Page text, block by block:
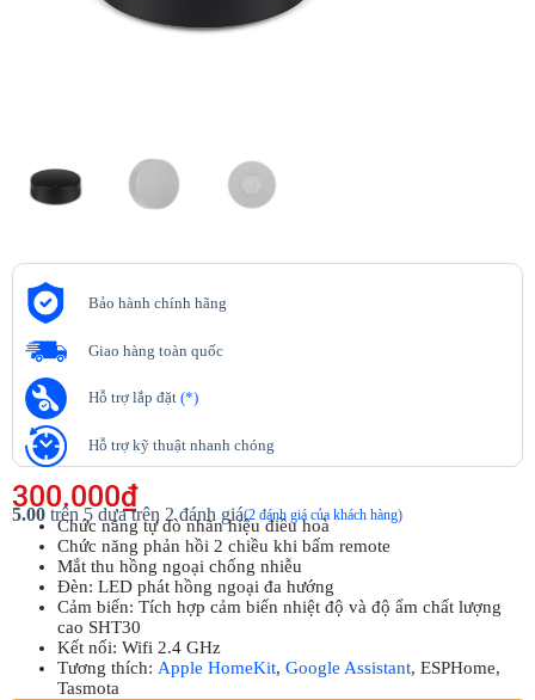
Bảo hành chính hãng
Giao hàng toàn quốc
Hỗ trợ lắp đặt (*)
Hỗ trợ kỹ thuật nhanh chóng
300.000₫
5.00 trên 5 dựa trên 2đánh giá(2 đánh giá của khách hàng)
Chức năng tự dò nhãn hiệu điều hoà
Chức năng phản hồi 2 chiều khi bấm remote
Mắt thu hồng ngoại chống nhiễu
Đèn: LED phát hồng ngoại đa hướng
Cảm biến: Tích hợp cảm biến nhiệt độ và độ ẩm chất lượng
cao SHT30
Kết nối: Wifi 2.4 GHz
Tương thích: Apple HomeKit, Google Assistant, ESPHome,
Tasmota